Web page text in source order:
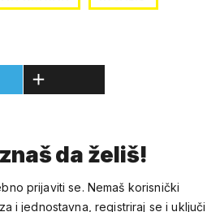
da želiš!
prijaviti se. Nemaš korisnički
i jednostavna, registriraj se i uključi